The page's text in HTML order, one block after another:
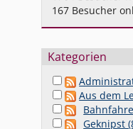
167Besucher
Kategorien
Aus dem
Geknipst